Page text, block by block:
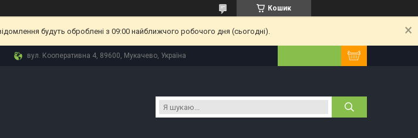
Кошик
будуть оброблені з 09:00 найближчого робочого дня (сьогодні).
вул. Кооперативна 4, 89600, Мукачево, Україна